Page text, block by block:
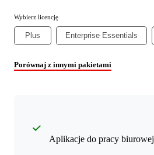
Wybierz licencję
Plus Enterprise Essentials
Porównaj z innymi pakietami
Aplikacje do pracy biurowej